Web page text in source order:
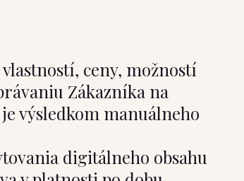
ceny, možností
Zákazníka na
výsledkom manuálneho
digitálneho obsahu